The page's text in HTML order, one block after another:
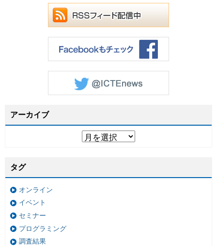
アーカイブ
タグ
オンライン
イベント
セミナー
プログラミング
調査結果